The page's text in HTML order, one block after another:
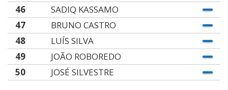
46
SADIQ KASSAMO
47
BRUNO CASTRO
48
LUÍS SILVA
49
JOÃO ROBOREDO
50
JOSÉ SILVESTRE